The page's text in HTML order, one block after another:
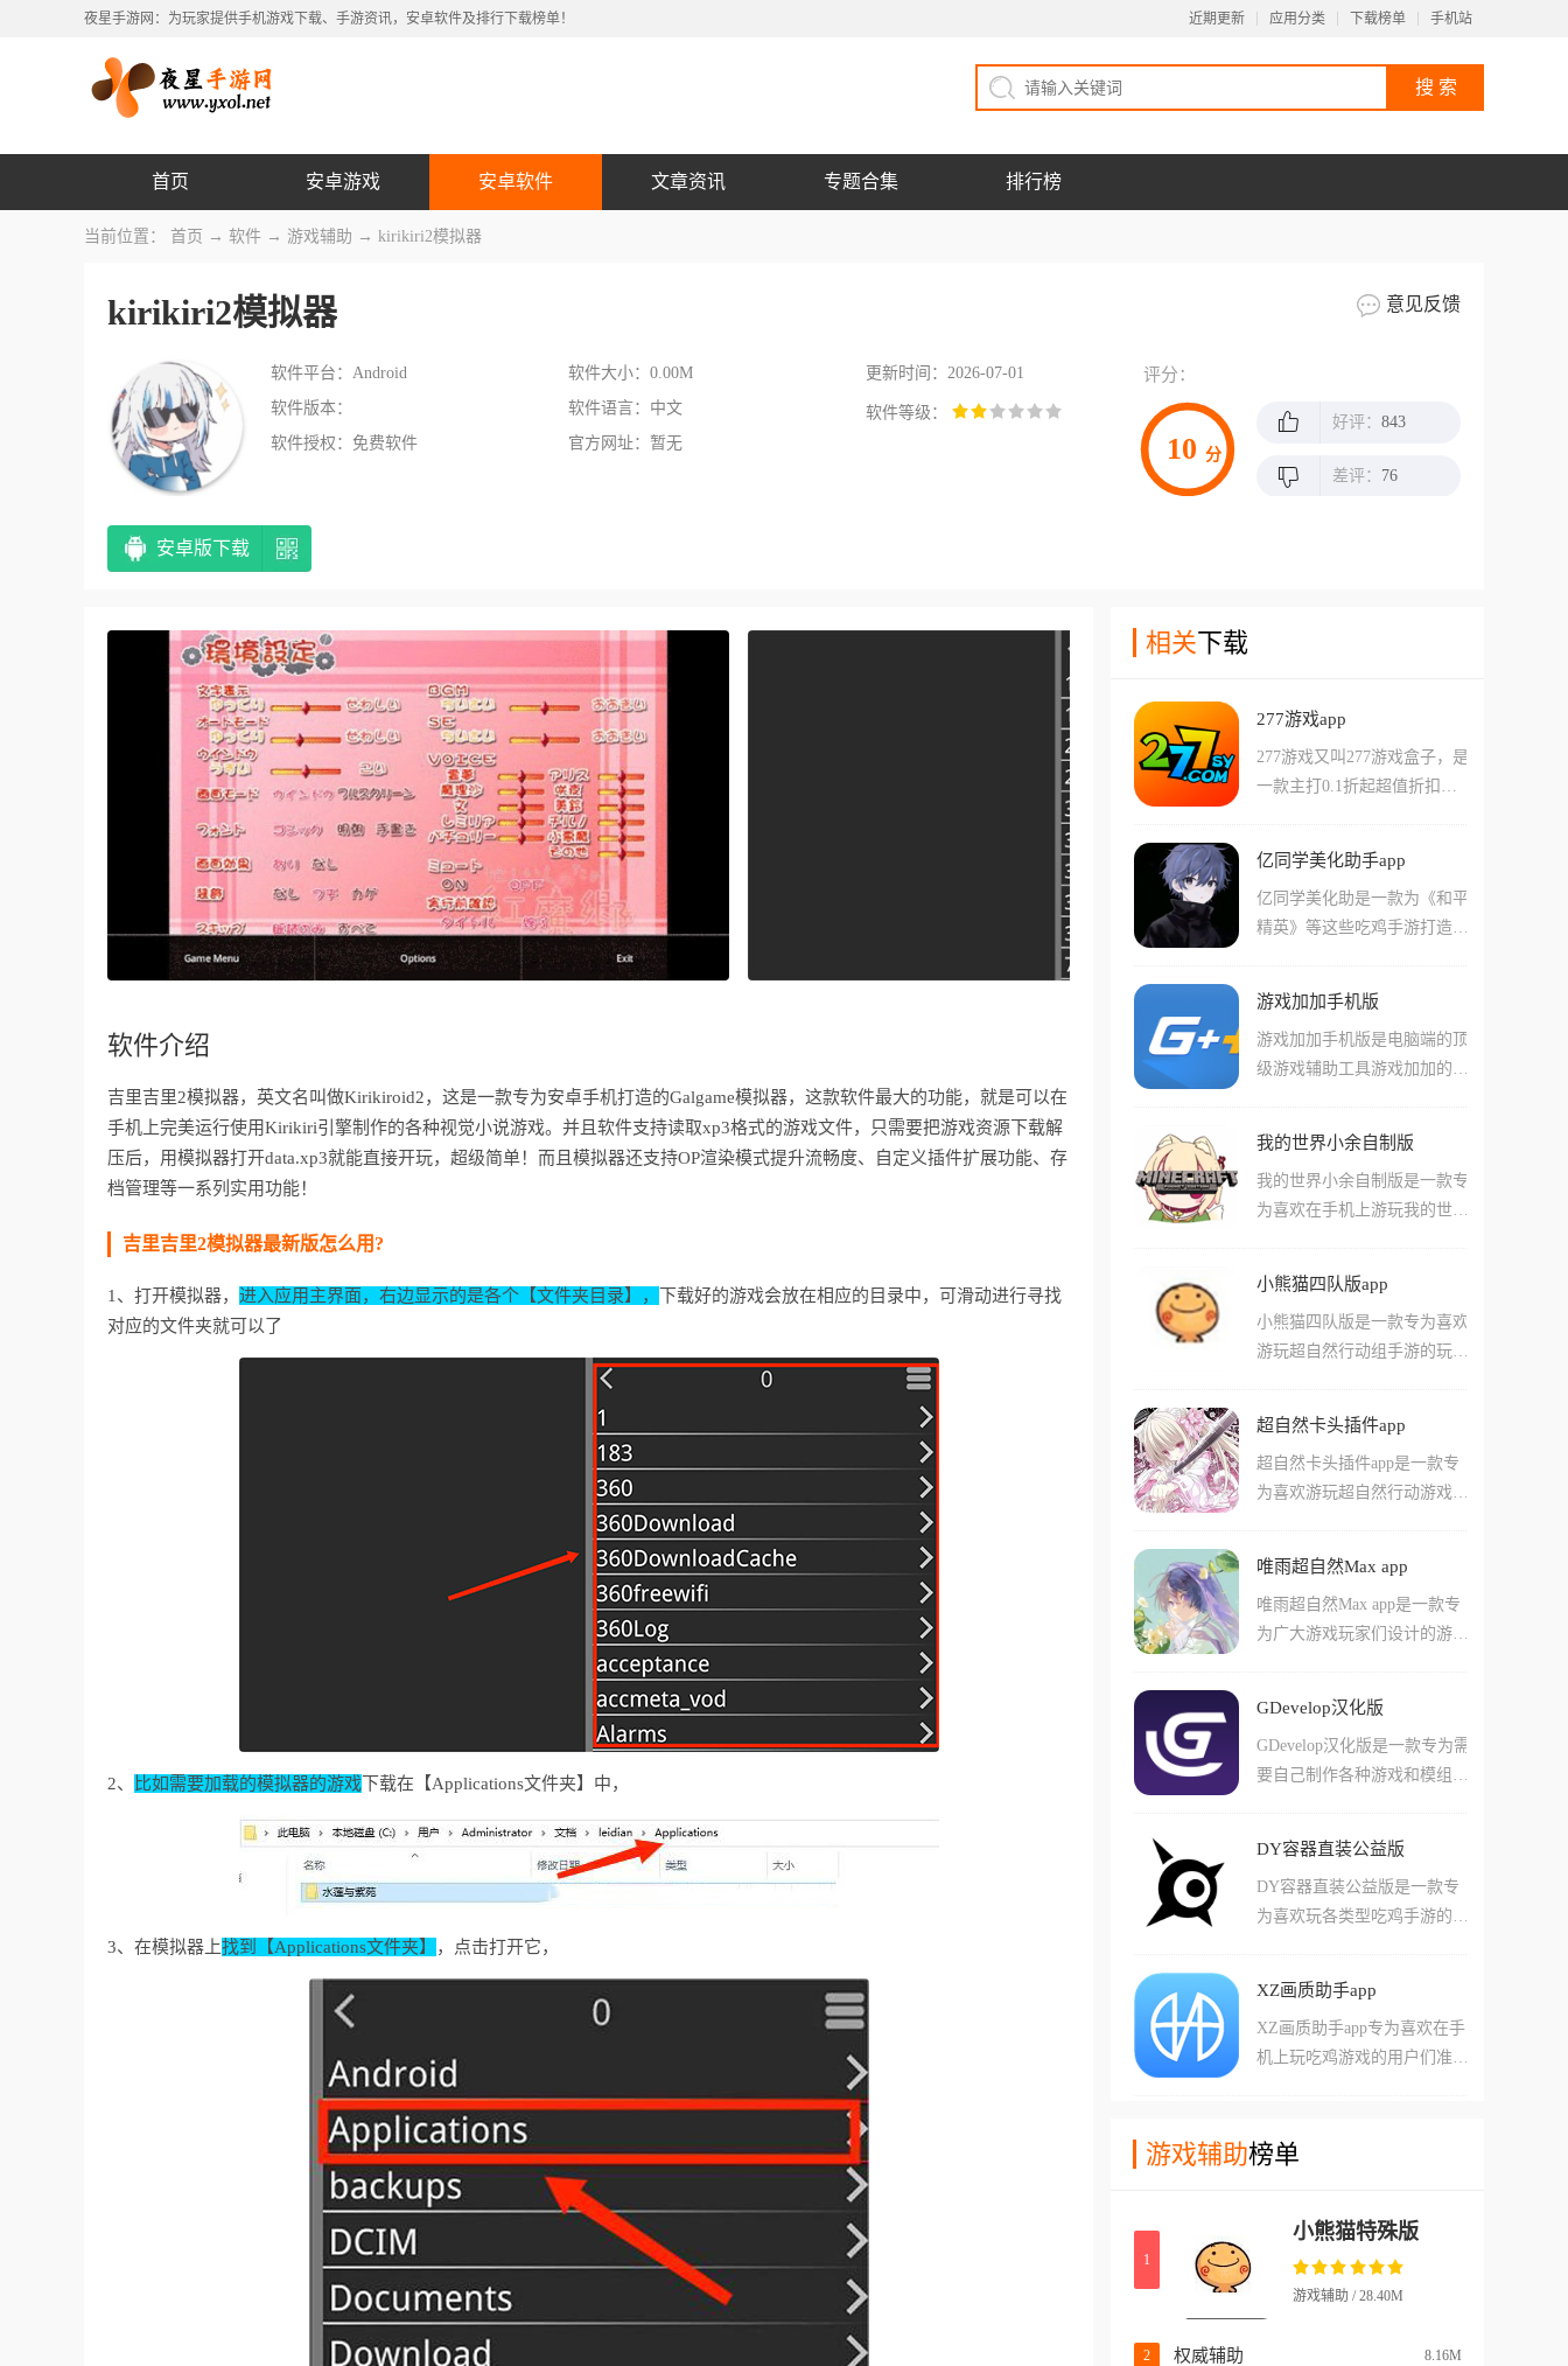
夜星手游网：为玩家提供手机游戏下载、手游资讯，安卓软件及排行下载榜单！ 近期更新 应用分类 下载榜单 手机站
首页 安卓游戏 安卓软件 文章资讯 专题合集 排行榜
当前位置： 首页 → 软件 → 游戏辅助 → kirikiri2模拟器
kirikiri2模拟器 意见反馈
软件平台：Android 软件大小：0.00M
更新时间：2026-07-01
软件版本：
软件语言：中文
软件等级：
软件授权：免费软件
官方网址：暂无
评分：
10 分
好评： 843
差评： 76
安卓版下载
软件介绍
吉里吉里2模拟器，英文名叫做Kirikiroid2，这是一款专为安卓手机打造的Galgame模拟器，这款软件最大的功能，就是可以在
手机上完美运行使用Kirikiri引擎制作的各种视觉小说游戏。并且软件支持读取xp3格式的游戏文件，只需要把游戏资源下载解
压后，用模拟器打开data.xp3就能直接开玩，超级简单！而且模拟器还支持OP渲染模式提升流畅度、自定义插件扩展功能、存
档管理等一系列实用功能！
吉里吉里2模拟器最新版怎么用?
1、打开模拟器， 进入应用主界面，右边显示的是各个【文件夹目录】，
下载好的游戏会放在相应的目录中，可滑动进行寻找
对应的文件夹就可以了
2、 比如需要加载的模拟器的游戏 下载在【Applications文件夹】中，
3、在模拟器上找到【Applications文件夹】 ，点击打开它，
相关下载
277游戏app
277游戏又叫277游戏盒子，是
一款主打0.1折起超值折扣的
戏都经过特殊调整，大幅提升
了爆率、打怪经验和装备掉落
概率，让玩家轻松快速升级，
录即可获得代金券，在购买游
还提供丰富的福利活动和礼包
领取。平台采用P4P和云技
节省等待时间，还有专门的游
亿同学美化助手app
亿同学美化助是一款为《和平
精英》等这些吃鸡手游打造的
和开最拉风的载具皮肤，它能
通过替换本地资源，让你在手
机上直接看到各种精美的枪械
大的画质调校器，能让你的游
极清的电影感，让你流畅度直
接拉满。
游戏加加手机版
游戏加加手机版是电脑端的顶
级游戏辅助工具游戏加加的官
着，或者出门在外，想知道家
里的电脑在跑什么、温度高不
高，或者录好的超神集锦想传
了，它不仅能实时监控CPU和
程关闭电脑，甚至在同一局域
网下实现远程操控。
我的世界小余自制版
我的世界小余自制版是一款专
为喜欢在手机上游玩我的世界
帮助用户们快捷方便的启动我
的世界游戏，并且在启动之前
就附带好各种不同类型的功
简单的导入并且管理自己下载
游戏中支持用户们按照自己的
喜好对游戏内的各种内容进行
小熊猫四队版app
小熊猫四队版是一款专为喜欢
游玩超自然行动组手游的玩家
十分简单的几步就完成各种不
同类型的游戏设置，还能直接
通过游戏中的各种辅助器工具
不同辅助功能，并且让用户们
法。游戏中还有很多具有优势
的战斗玩法和体验，能让用户
超自然卡头插件app
超自然卡头插件app是一款专
为喜欢游玩超自然行动游戏的
戏中的各种不同类型软件简单
的调整整体游戏的参数。游戏
中支持玩家们使用包括无限资
您在游玩游戏的过程中获得更
加流畅的游戏运行感受！这款
软件还支持用户们增加虚拟准
唯雨超自然Max app
唯雨超自然Max app是一款专
为广大游戏玩家们设计的游戏
件中支持用户们直接启动这款
工具来进行的对于游戏画质和
本体的修改。软件中能够让用
样，还有许多比如悬浮窗的便
中还有一些非常好用的特殊功
能，比如面对各种不同的手
能！
GDevelop汉化版
GDevelop汉化版是一款专为需
要自己制作各种游戏和模组的
完成各种不同类型的工作，并
且想办法尽可能快的发布自己
的排行和demo作品到游戏的
全支持了中文版的各种内容，
各种玩法和资源！游戏中还有
不少全新的项目可以游玩，体
DY容器直装公益版
DY容器直装公益版是一款专
为喜欢玩各类型吃鸡手游的用
玩家们可以轻松的发现游戏中
的各种敌人位置和有利的战斗
信息，比起原版游戏玩起来要
术，就能轻松的增强自己的战
非常适合普通玩家们使用！
XZ画质助手app
XZ画质助手app专为喜欢在手
机上玩吃鸡游戏的用户们准备
通过app对游戏画面的各种选
直接进行调整的！在游戏中还
有不少其他类型的设置，比如
虚拟准星，闪退，听声辩位等
系统，都能让玩家们在使用过
程中更加简单轻松！游戏中玩
游戏辅助榜单
1
小熊猫特殊版
游戏辅助 / 28.40M
2 权威辅助 8.16M